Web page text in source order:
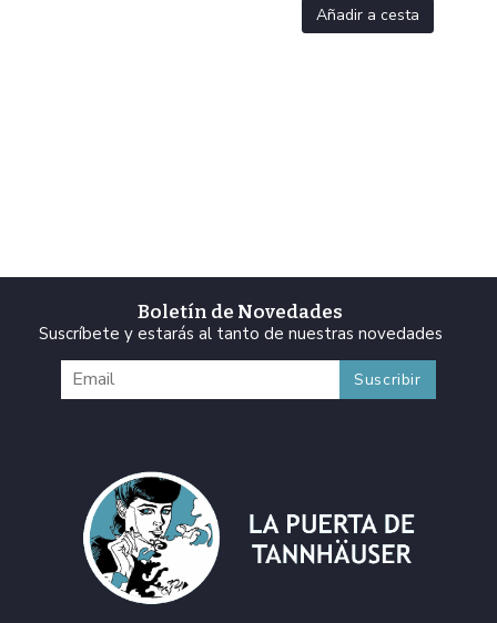
Añadir a cesta
Boletín de Novedades
Suscríbete y estarás al tanto de nuestras novedades